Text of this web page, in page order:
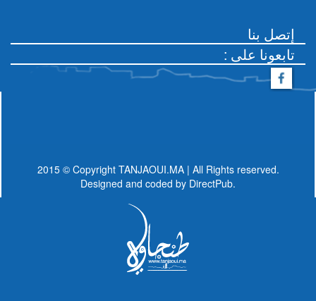
إتصل بنا
: تابعونا على
2015 © Copyright TANJAOUI.MA | All Rights reserved.
Designed and coded by DirectPub.